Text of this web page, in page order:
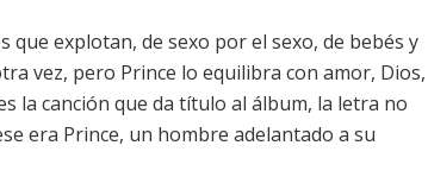
que explotan, de sexo por el sexo, de bebés y
vez, pero Prince lo equilibra con amor, Dios,
la canción que da título al álbum, la letra no
era Prince, un hombre adelantado a su